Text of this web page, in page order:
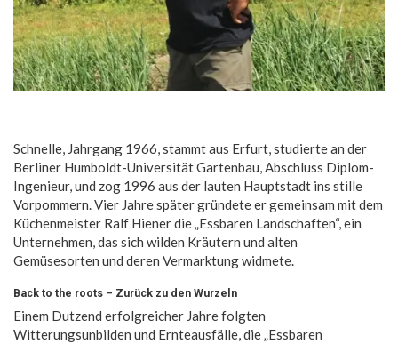
Schnelle, Jahrgang 1966, stammt aus Erfurt, studierte an der
Berliner Humboldt-Universität Gartenbau, Abschluss Diplom-
Ingenieur, und zog 1996 aus der lauten Hauptstadt ins stille
Vorpommern. Vier Jahre später gründete er gemeinsam mit dem
Küchenmeister Ralf Hiener die „Essbaren Landschaften“, ein
Unternehmen, das sich wilden Kräutern und alten
Gemüsesorten und deren Vermarktung widmete.
Back to the roots – Zurück zu den Wurzeln
Einem Dutzend erfolgreicher Jahre folgten
Witterungsunbilden und Ernteausfälle, die „Essbaren